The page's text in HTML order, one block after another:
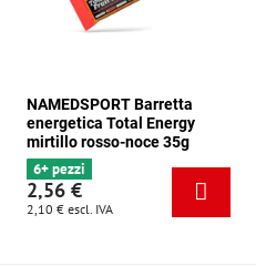
NAMEDSPORT Barretta
energetica Total Energy
mirtillo rosso-noce 35g
6+ pezzi
2,56 €
2,10 € escl. IVA